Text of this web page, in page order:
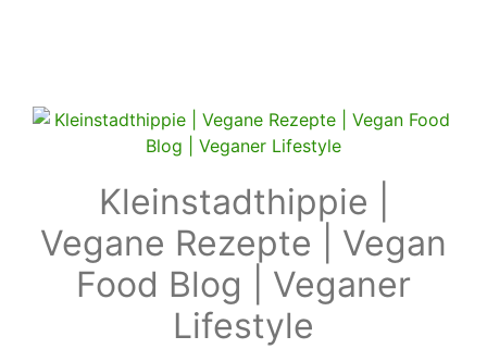
Kleinstadthippie |
Vegane Rezepte | Vegan
Food Blog | Veganer
Lifestyle